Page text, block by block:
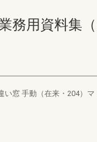
用資料集
い窓 手動（在来・204）マ